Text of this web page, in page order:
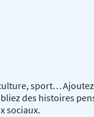
sport…
des histoires
sociaux.